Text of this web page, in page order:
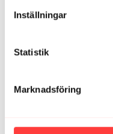
Inställningar
Statistik
Marknadsföring
Caroline
2
Elisa R. juli 25, 2025